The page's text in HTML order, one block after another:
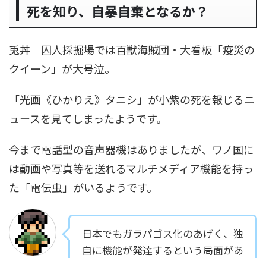
死を知り、自暴自棄となるか？
兎丼 囚人採掘場では百獣海賊団・大看板「疫災の
クイーン」が大号泣。
「光画《ひかりえ》タニシ」が小紫の死を報じるニ
ュースを見てしまったようです。
今まで電話型の音声器機はありましたが、ワノ国に
は動画や写真等を送れるマルチメディア機能を持っ
た「電伝虫」がいるようです。
日本でもガラパゴス化のあげく、独
自に機能が発達するという局面があ